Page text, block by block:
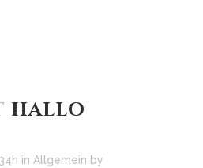
hallo
in Allgemein by